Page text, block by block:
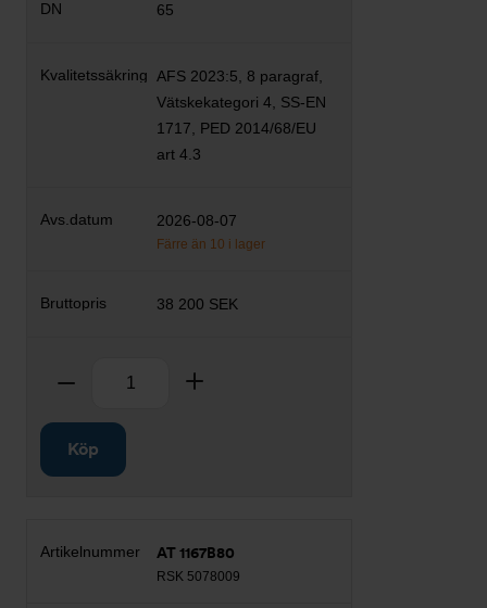
65
AFS 2023:5, 8 paragraf,
Vätskekategori 4, SS-EN
1717, PED 2014/68/EU
art 4.3
2026-08-07
Färre än 10 i lager
38 200 SEK
Ta bort
Köp
AT 1167B80
RSK 5078009